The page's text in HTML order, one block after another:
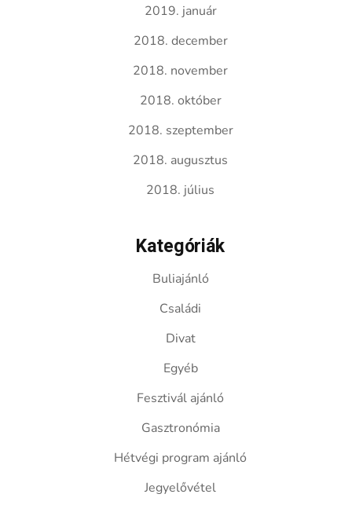
2019. január
2018. december
2018. november
2018. október
2018. szeptember
2018. augusztus
2018. július
Kategóriák
Buliajánló
Családi
Divat
Egyéb
Fesztivál ajánló
Gasztronómia
Hétvégi program ajánló
Jegyelővétel